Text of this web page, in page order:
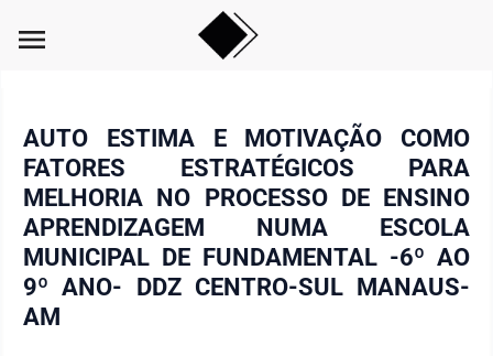
menu
AUTO ESTIMA E MOTIVAÇÃO COMO
FATORES ESTRATÉGICOS PARA
MELHORIA NO PROCESSO DE ENSINO
APRENDIZAGEM NUMA ESCOLA
MUNICIPAL DE FUNDAMENTAL -6º AO
9º ANO- DDZ CENTRO-SUL MANAUS-
AM